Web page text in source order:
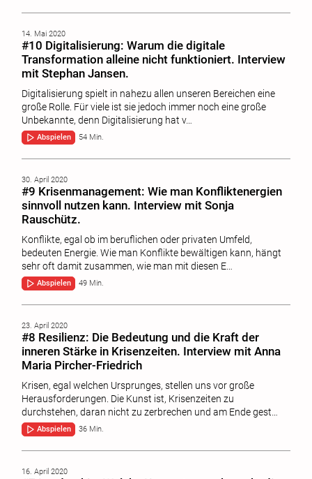
14. Mai 2020
#10 Digitalisierung: Warum die digitale
Transformation alleine nicht funktioniert. Interview
mit Stephan Jansen.
Digitalisierung spielt in nahezu allen unseren Bereichen eine
große Rolle. Für viele ist sie jedoch immer noch eine große
Unbekannte, denn Digitalisierung hat v…
Abspielen 54 Min.
30. April 2020
#9 Krisenmanagement: Wie man Konfliktenergien
sinnvoll nutzen kann. Interview mit Sonja
Rauschütz.
Konflikte, egal ob im beruflichen oder privaten Umfeld,
bedeuten Energie. Wie man Konflikte bewältigen kann, hängt
sehr oft damit zusammen, wie man mit diesen E…
Abspielen 49 Min.
23. April 2020
#8 Resilienz: Die Bedeutung und die Kraft der
inneren Stärke in Krisenzeiten. Interview mit Anna
Maria Pircher-Friedrich
Krisen, egal welchen Ursprunges, stellen uns vor große
Herausforderungen. Die Kunst ist, Krisenzeiten zu
durchstehen, daran nicht zu zerbrechen und am Ende gest…
Abspielen 36 Min.
16. April 2020